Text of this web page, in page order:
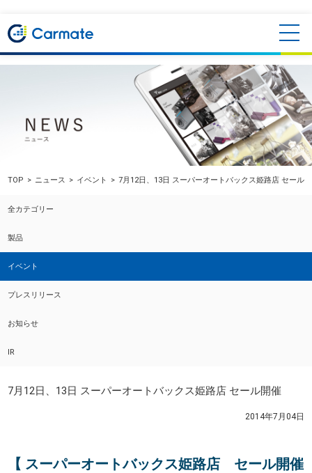
TOP ニュース イベント 7月12日、13日 スーパーオートバックス姫路店 セール
全カテゴリー
製品
イベント
プレスリリース
お知らせ
IR
7月12日、13日 スーパーオートバックス姫路店 セール開催
2014年7月04日
【 スーパーオートバックス姫路店 セール開催